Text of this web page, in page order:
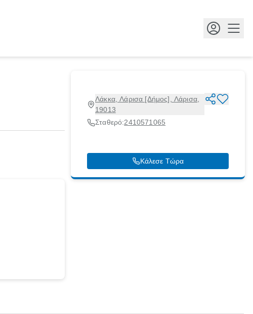
Λάκκα, Λάρισα [Δήμος], Λάρισα,
19013
Σταθερό:2410571065
Κάλεσε Τώρα